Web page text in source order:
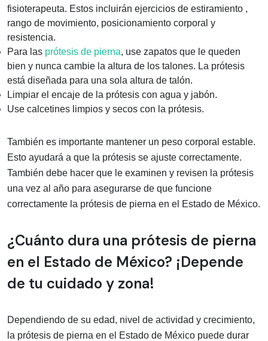
fisioterapeuta. Estos incluirán ejercicios de estiramiento ,
rango de movimiento, posicionamiento corporal y
resistencia.
Para las prótesis de pierna, use zapatos que le queden
bien y nunca cambie la altura de los talones. La prótesis
está diseñada para una sola altura de talón.
Limpiar el encaje de la prótesis con agua y jabón.
Use calcetines limpios y secos con la prótesis.
También es importante mantener un peso corporal estable.
Esto ayudará a que la prótesis se ajuste correctamente.
También debe hacer que le examinen y revisen la prótesis
una vez al año para asegurarse de que funcione
correctamente la prótesis de pierna en el Estado de México.
¿Cuánto dura una prótesis de pierna
en el Estado de México? ¡Depende
de tu cuidado y zona!
Dependiendo de su edad, nivel de actividad y crecimiento,
la prótesis de pierna en el Estado de México puede durar